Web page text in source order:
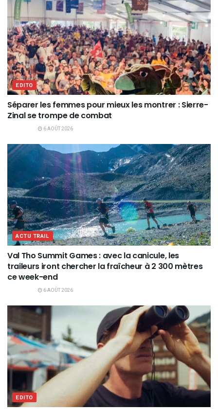
EDITO
Séparer les femmes pour mieux les montrer : Sierre-
Zinal se trompe de combat
6 AOÛT 2026
ACTU TRAIL
Val Tho Summit Games : avec la canicule, les
traileurs iront chercher la fraîcheur à 2 300 mètres
ce week-end
6 AOÛT 2026
EDITO